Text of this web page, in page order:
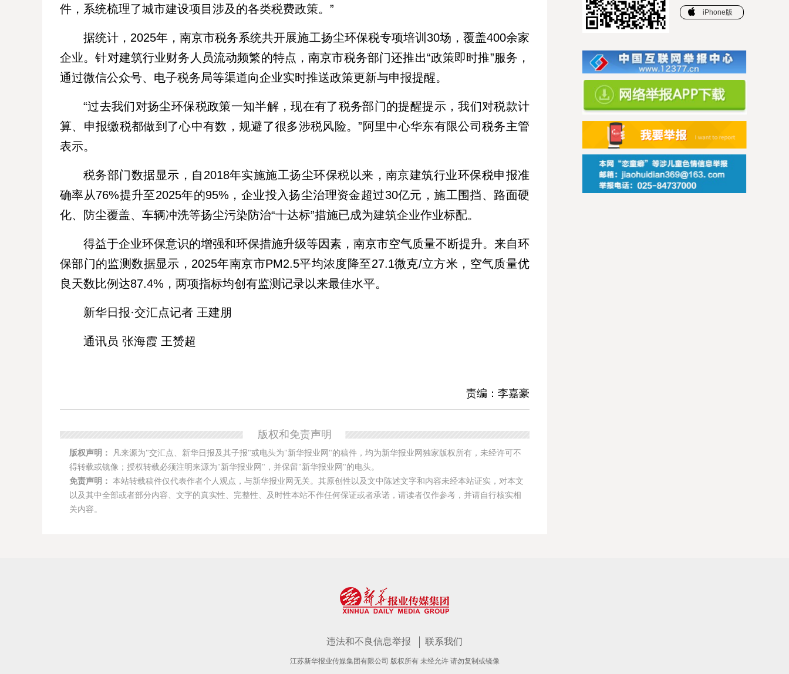
件，系统梳理了城市建设项目涉及的各类税费政策。”
据统计，2025年，南京市税务系统共开展施工扬尘环保税专项培训30场，覆盖400余家
企业。针对建筑行业财务人员流动频繁的特点，南京市税务部门还推出“政策即时推”服务，
通过微信公众号、电子税务局等渠道向企业实时推送政策更新与申报提醒。
“过去我们对扬尘环保税政策一知半解，现在有了税务部门的提醒提示，我们对税款计
算、申报缴税都做到了心中有数，规避了很多涉税风险。”阿里中心华东有限公司税务主管
表示。
税务部门数据显示，自2018年实施施工扬尘环保税以来，南京建筑行业环保税申报准
确率从76%提升至2025年的95%，企业投入扬尘治理资金超过30亿元，施工围挡、路面硬
化、防尘覆盖、车辆冲洗等扬尘污染防治“十达标”措施已成为建筑企业作业标配。
得益于企业环保意识的增强和环保措施升级等因素，南京市空气质量不断提升。来自环
保部门的监测数据显示，2025年南京市PM2.5平均浓度降至27.1微克/立方米，空气质量优
良天数比例达87.4%，两项指标均创有监测记录以来最佳水平。
新华日报·交汇点记者 王建朋
通讯员 张海霞 王赟超
责编：李嘉豪
版权和免责声明
版权声明：
凡来源为"交汇点、新华日报及其子报"或电头为"新华报业网"的稿件，均为新华报业网独家版权所有，未经许可不
得转载或镜像；授权转载必须注明来源为"新华报业网"，并保留"新华报业网"的电头。
免责声明： 本站转载稿件仅代表作者个人观点，与新华报业网无关。其原创性以及文中陈述文字和内容未经本站证实，对本文
以及其中全部或者部分内容、文字的真实性、完整性、及时性本站不作任何保证或者承诺，请读者仅作参考，并请自行核实相
关内容。
iPhone版
违法和不良信息举报 联系我们
江苏新华报业传媒集团有限公司 版权所有 未经允许 请勿复制或镜像